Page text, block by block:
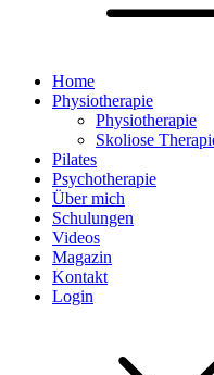
Home
Physiotherapie
Physiotherapie
Skoliose
Pilates
Psychotherapie
Über mich
Schulungen
Videos
Magazin
Kontakt
Login